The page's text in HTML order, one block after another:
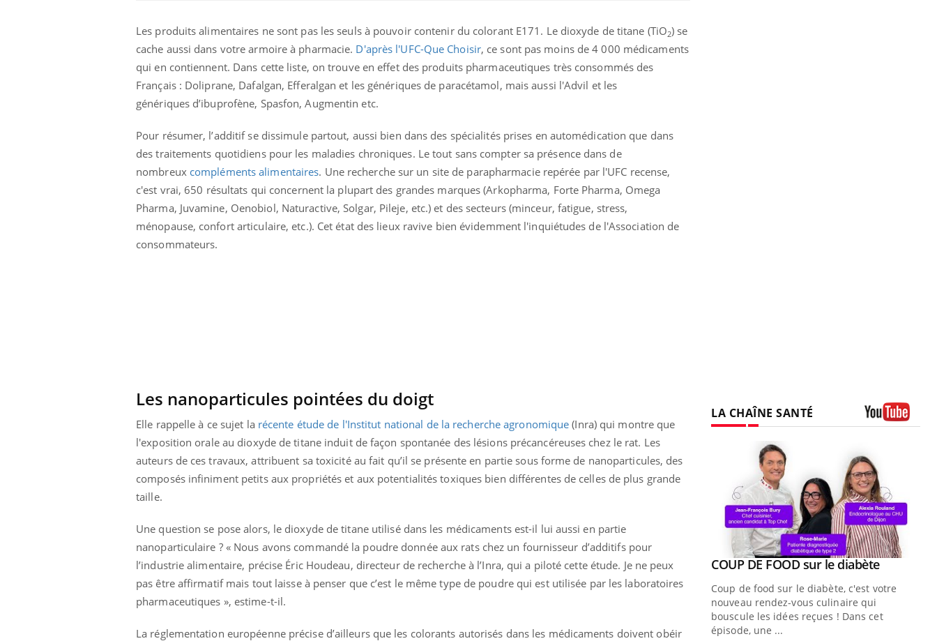
Les produits alimentaires ne sont pas les seuls à pouvoir contenir du colorant E171. Le dioxyde de titane (TiO2) se
cache aussi dans votre armoire à pharmacie. D'après l'UFC-Que Choisir, ce sont pas moins de 4 000 médicaments
qui en contiennent. Dans cette liste, on trouve en effet des produits pharmaceutiques très consommés des
Français : Doliprane, Dafalgan, Efferalgan et les génériques de paracétamol, mais aussi l'Advil et les
génériques d’ibuprofène, Spasfon, Augmentin etc.
Pour résumer, l’additif se dissimule partout, aussi bien dans des spécialités prises en automédication que dans
des traitements quotidiens pour les maladies chroniques. Le tout sans compter sa présence dans de
nombreux compléments alimentaires. Une recherche sur un site de parapharmacie repérée par l'UFC recense,
c'est vrai, 650 résultats qui concernent la plupart des grandes marques (Arkopharma, Forte Pharma, Omega
Pharma, Juvamine, Oenobiol, Naturactive, Solgar, Pileje, etc.) et des secteurs (minceur, fatigue, stress,
ménopause, confort articulaire, etc.). Cet état des lieux ravive bien évidemment l'inquiétudes de l'Association de
consommateurs.
Les nanoparticules pointées du doigt
Elle rappelle à ce sujet la récente étude de l'Institut national de la recherche agronomique (Inra) qui montre que
l'exposition orale au dioxyde de titane induit de façon spontanée des lésions précancéreuses chez le rat. Les
auteurs de ces travaux, attribuent sa toxicité au fait qu’il se présente en partie sous forme de nanoparticules, des
composés infiniment petits aux propriétés et aux potentialités toxiques bien différentes de celles de plus grande
taille.
Une question se pose alors, le dioxyde de titane utilisé dans les médicaments est-il lui aussi en partie
nanoparticulaire ? « Nous avons commandé la poudre donnée aux rats chez un fournisseur d’additifs pour
l’industrie alimentaire, précise Éric Houdeau, directeur de recherche à l’Inra, qui a piloté cette étude. Je ne peux
pas être affirmatif mais tout laisse à penser que c’est le même type de poudre qui est utilisée par les laboratoires
pharmaceutiques », estime-t-il.
La réglementation européenne précise d’ailleurs que les colorants autorisés dans les médicaments doivent obéir
LA CHAÎNE SANTÉ
Eczéma Chronique des Mains : se
préparer pour l’été ! Youtube
L'été arrive… et avec lui, un tout nouveau
soleil, activités en plein air… Nos mains
Youtube
Diabète & Ramadan 2026Youtube
Le Ramadan approche, et, pour de
défis, mais ...
Youtube
Un « jumeau numérique » pour
faciliter l’accès à la médecine
préventiveYoutube
mutualiste innove en matière de bilan de
Youtube
COUP DE FOOD sur le diabèteYoutube
Coup de food sur le diabète, c'est votre
nouveau rendez-vous culinaire qui
bouscule les idées reçues ! Dans cet
épisode, une ...